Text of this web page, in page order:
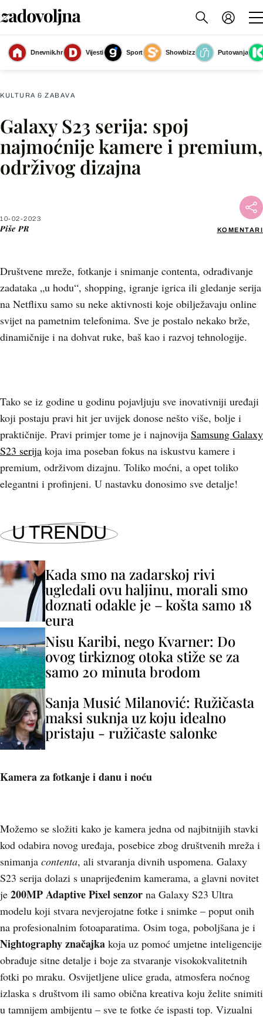
Dnevnik.hr Vijesti Sport Showbizz
Putovanja
(Foto: PR)
KULTURA & ZABAVA
Galaxy S23 serija: spoj
najmoćnije kamere i premium,
održivog dizajna
10-02-2023
Piše PR KOMENTARI
Društvene mreže, fotkanje i snimanje contenta, odrađivanje
zadataka „u hodu“, shopping, igranje igrica ili gledanje serija
na Netflixu samo su neke aktivnosti koje obilježavaju online
svijet na pametnim telefonima. Sve je postalo nekako brže,
dinamičnije i na dohvat ruke, baš kao i razvoj tehnologije.
Facebook
X
Tako se iz godine u godinu pojavljuju sve inovativniji uređaji
koji postaju pravi hit jer uvijek donose nešto više, bolje i
praktičnije. Pravi primjer tome je i najnovija Samsung Galaxy
S23 serija koja ima poseban fokus na iskustvu kamere i
premium, održivom dizajnu. Toliko moćni, a opet toliko
elegantni i profinjeni. U nastavku donosimo sve detalje!
U TRENDU
Kada smo na zadarskoj rivi
ugledali ovu haljinu, morali smo
doznati odakle je – košta samo 18
eura
Nisu Karibi, nego Kvarner: Do
ovog tirkiznog otoka stiže se za
samo 20 minuta brodom
Sanja Musić Milanović: Ružičasta
maksi suknja uz koju idealno
pristaju - ružičaste salonke
Kamera za fotkanje i danu i noću
Možemo se složiti kako je kamera jedna od najbitnijih stavki
kod odabira novog uređaja, posebice zbog društvenih mreža i
snimanja contenta, ali stvaranja divnih uspomena. Galaxy
S23 serija dolazi s unaprijeđenim kamerama, a glavni novitet
je 200MP Adaptive Pixel senzor na Galaxy S23 Ultra
modelu koji stvara nevjerojatne fotke i snimke – poput onih
na profesionalnim fotoaparatima. Osim toga, poboljšana je i
Nightography značajka koja uz pomoć umjetne inteligencije
obrađuje sitne detalje i boje za stvaranje visokokvalitetnih
fotki po mraku. Osvijetljene ulice grada, atmosfera noćnog
izlaska s društvom ili samo obična kreativa koju želite snimiti
u tamnijem ambijentu – sve te fotke će ispasti top. Vizualni